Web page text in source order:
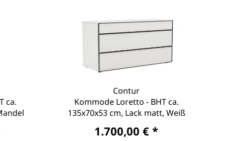
ca.
Contur
Kommode Loretto - BHT ca.
135x70x53 cm, Lack matt, Weiß
1.700,00 € *